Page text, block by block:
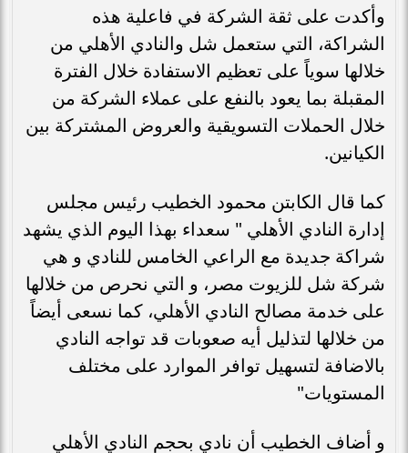
وأكدت على ثقة الشركة في فاعلية هذه
الشراكة، التي ستعمل شل والنادي الأهلي من
خلالها سوياً على تعظيم الاستفادة خلال الفترة
المقبلة بما يعود بالنفع على عملاء الشركة من
خلال الحملات التسويقية والعروض المشتركة بين
الكيانين.
كما قال الكابتن محمود الخطيب رئيس مجلس
إدارة النادي الأهلي " سعداء بهذا اليوم الذي يشهد
شراكة جديدة مع الراعي الخامس للنادي و هي
شركة شل للزيوت مصر، و التي نحرص من خلالها
على خدمة مصالح النادي الأهلي، كما نسعى أيضاً
من خلالها لتذليل أيه صعوبات قد تواجه النادي
بالاضافة لتسهيل توافر الموارد على مختلف
المستويات"
و أضاف الخطيب أن نادي بحجم النادي الأهلي